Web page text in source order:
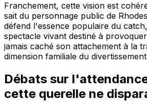
Franchement, cette vision est
sait du personnage public de
défend l'essence populaire du
spectacle vivant destiné à
jamais caché son attachement à la
dimension familiale du
Débats sur
cette querelle ne